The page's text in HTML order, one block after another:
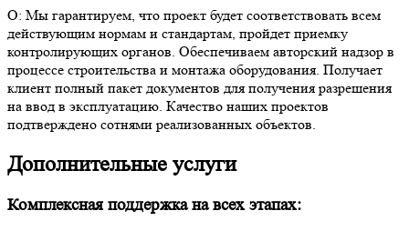
О: Мы гарантируем, что проект будет соответствовать всем
действующим нормам и стандартам, пройдет приемку
контролирующих органов. Обеспечиваем авторский надзор в
процессе строительства и монтажа оборудования. Получает
клиент полный пакет документов для получения разрешения
на ввод в эксплуатацию. Качество наших проектов
подтверждено сотнями реализованных объектов.
Дополнительные услуги
Комплексная поддержка на всех этапах: